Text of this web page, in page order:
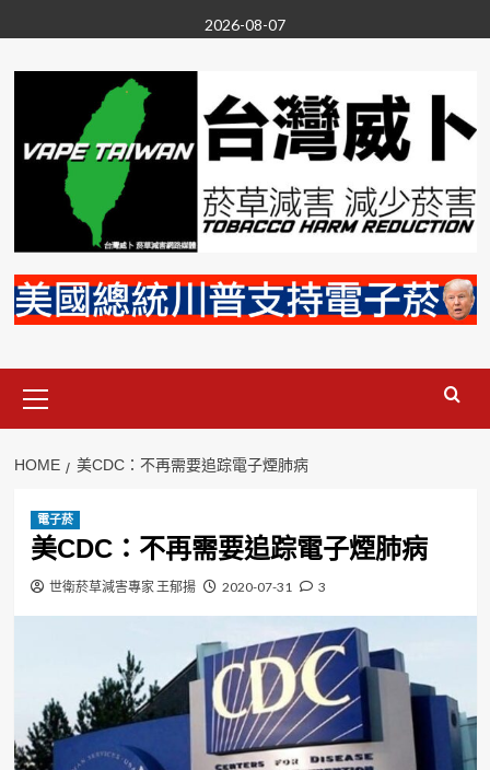
to
content
2026-08-07
Menu
HOME 美CDC：不再需要追踪電子煙肺病
電子菸
美CDC：不再需要追踪電子煙肺病
世衛菸草減害專家 王郁揚 2020-07-31 3